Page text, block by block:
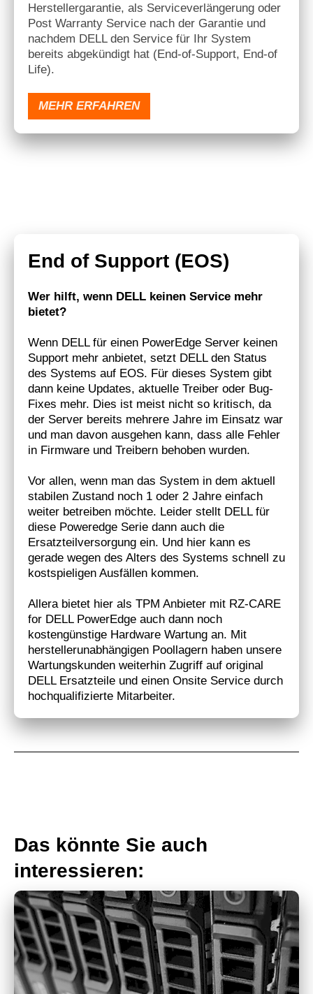
Herstellergarantie, als Serviceverlängerung oder
Post Warranty Service nach der Garantie und
nachdem DELL den Service für Ihr System
bereits abgekündigt hat (End-of-Support, End-of
Life).
MEHR ERFAHREN
End of Support (EOS)
Wer hilft, wenn DELL keinen Service mehr
bietet?
Wenn DELL für einen PowerEdge Server keinen
Support mehr anbietet, setzt DELL den Status
des Systems auf EOS. Für dieses System gibt
dann keine Updates, aktuelle Treiber oder Bug-
Fixes mehr. Dies ist meist nicht so kritisch, da
der Server bereits mehrere Jahre im Einsatz war
und man davon ausgehen kann, dass alle Fehler
in Firmware und Treibern behoben wurden.
Vor allen, wenn man das System in dem aktuell
stabilen Zustand noch 1 oder 2 Jahre einfach
weiter betreiben möchte. Leider stellt DELL für
diese Poweredge Serie dann auch die
Ersatzteilversorgung ein. Und hier kann es
gerade wegen des Alters des Systems schnell zu
kostspieligen Ausfällen kommen.
Allera bietet hier als TPM Anbieter mit RZ-CARE
for DELL PowerEdge auch dann noch
kostengünstige Hardware Wartung an. Mit
herstellerunabhängigen Poollagern haben unsere
Wartungskunden weiterhin Zugriff auf original
DELL Ersatzteile und einen Onsite Service durch
hochqualifizierte Mitarbeiter.
Das könnte Sie auch
interessieren: